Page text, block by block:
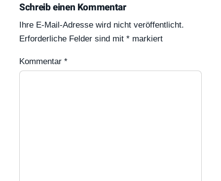
Schreib einen Kommentar
Ihre E-Mail-Adresse wird nicht veröffentlicht.
Erforderliche Felder sind mit* markiert
Kommentar*